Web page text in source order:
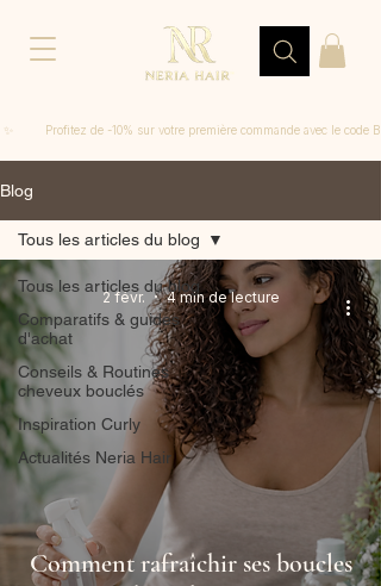
✨         Profitez de -10% sur votre première commande avec le code
Blog
Tous les articles du blog
Comparatifs & guides
d'achat
Conseils & Routines
cheveux bouclés
Inspiration Curly
Actualités Neria Hair
Tous les articles du blog
Comment rafraîchir ses boucles
2 févr. 4 min de lecture